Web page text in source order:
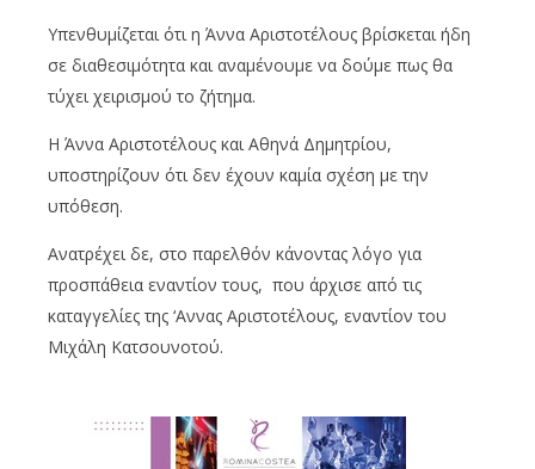
Υπενθυμίζεται ότι η Άννα Αριστοτέλους βρίσκεται ήδη
σε διαθεσιμότητα και αναμένουμε να δούμε πως θα
τύχει χειρισμού το ζήτημα.
Η Άννα Αριστοτέλους και Αθηνά Δημητρίου,
υποστηρίζουν ότι δεν έχουν καμία σχέση με την
υπόθεση.
Ανατρέχει δε, στο παρελθόν κάνοντας λόγο για
προσπάθεια εναντίον τους, που άρχισε από τις
καταγγελίες της ‘Αννας Αριστοτέλους, εναντίον του
Μιχάλη Κατσουνοτού.